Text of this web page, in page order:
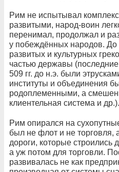
Рим не испытывал
развитыми, народ-воин
перенимал, продолжал и
у побеждённых народов. До
развитых и культурных
частью державы
509 гг. до н.э. были
институты и объединения
родоплеменными, а
клиентельная система и др.).
Рим опирался на
был не флот и не торговля,
дороги, которые строились
а уж потом для торговли.
развивалась не как